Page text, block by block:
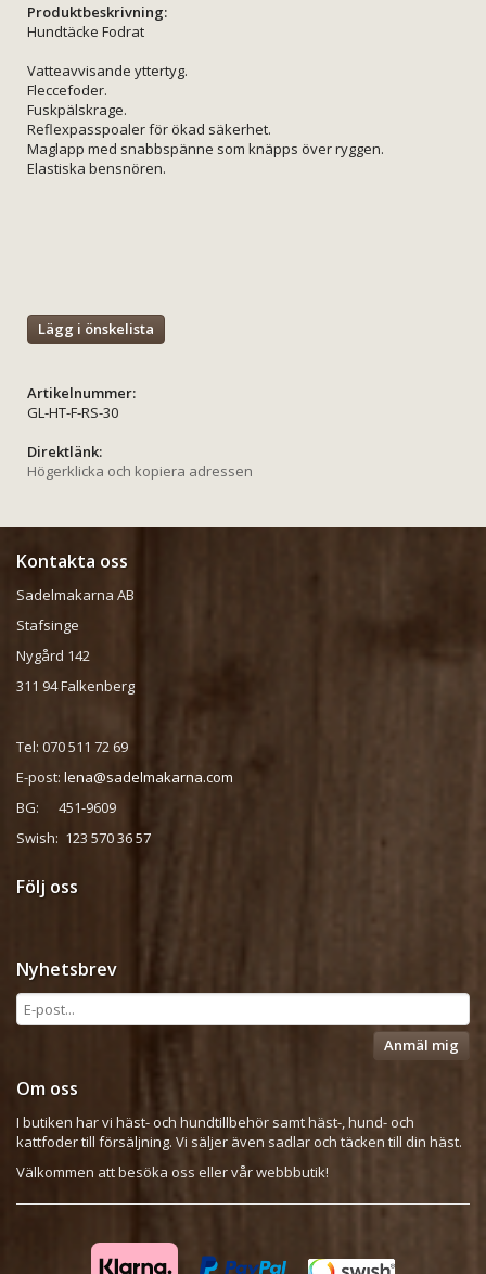
Produktbeskrivning:
Hundtäcke Fodrat
Vatteavvisande yttertyg.
Fleccefoder.
Fuskpälskrage.
Reflexpasspoaler för ökad säkerhet.
Maglapp med snabbspänne som knäpps över ryggen.
Elastiska bensnören.
Lägg i önskelista
Artikelnummer:
GL-HT-F-RS-30
Direktlänk:
Högerklicka och kopiera adressen
Kontakta oss
Sadelmakarna AB
Stafsinge
Nygård 142
311 94 Falkenberg
Tel: 070 511 72 69
E-post: lena@sadelmakarna.com
BG: 451-9609
Swish: 123 570 36 57
Följ oss
Nyhetsbrev
Anmäl mig
Om oss
I butiken har vi häst- och hundtillbehör samt häst-, hund- och
kattfoder till försäljning. Vi säljer även sadlar och täcken till din häst.
Välkommen att besöka oss eller vår webbbutik!